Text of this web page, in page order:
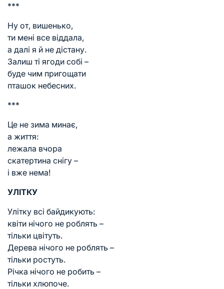
***
Ну от, вишенько,
ти мені все віддала,
а далі я й не дістану.
Залиш ті ягоди собі –
буде чим пригощати
пташок небесних.
***
Це не зима минає,
а життя:
лежала вчора
скатертина снігу –
і вже нема!
УЛІТКУ
Улітку всі байдикують:
квіти нічого не роблять –
тільки цвітуть.
Дерева нічого не роблять –
тільки ростуть.
Річка нічого не робить –
тільки хлюпоче.